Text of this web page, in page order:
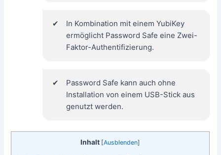
In Kombination mit einem YubiKey
ermöglicht Password Safe eine Zwei-
Faktor-Authentifizierung.
Password Safe kann auch ohne
Installation von einem USB-Stick aus
genutzt werden.
Inhalt [Ausblenden]